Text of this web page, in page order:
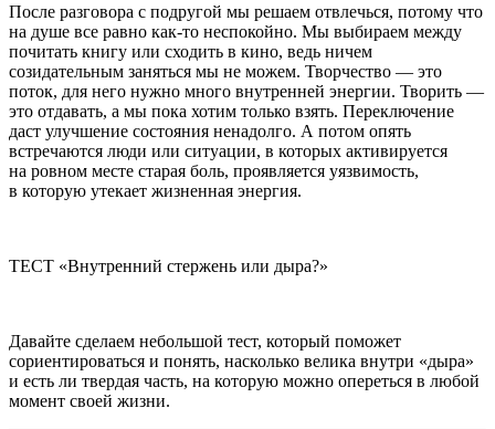
После разговора с подругой мы решаем отвлечься, потому что
на душе все равно как-то неспокойно. Мы выбираем между
почитать книгу или сходить в кино, ведь ничем
созидательным заняться мы не можем. Творчество — это
поток, для него нужно много внутренней энергии. Творить —
это отдавать, а мы пока хотим только взять. Переключение
даст улучшение состояния ненадолго. А потом опять
встречаются люди или ситуации, в которых активируется
на ровном месте старая боль, проявляется уязвимость,
в которую утекает жизненная энергия.
ТЕСТ «Внутренний стержень или дыра?»
Давайте сделаем небольшой тест, который поможет
сориентироваться и понять, насколько велика внутри «дыра»
и есть ли твердая часть, на которую можно опереться в любой
момент своей жизни.